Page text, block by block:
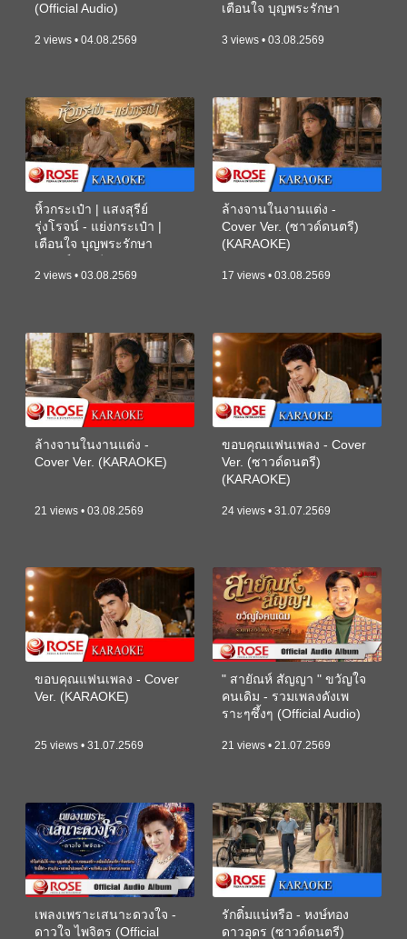
(Official Audio)
2 views • 04.08.2569
เตือนใจ บุญพระรักษา
3 views • 03.08.2569
หิ้วกระเป๋า | แสงสุรีย์
รุ่งโรจน์ - แย่งกระเป๋า |
เตือนใจ บุญพระรักษา
2 views • 03.08.2569
ล้างจานในงานแต่ง -
Cover Ver. (ซาวด์ดนตรี)
(KARAOKE)
17 views • 03.08.2569
ล้างจานในงานแต่ง -
Cover Ver. (KARAOKE)
21 views • 03.08.2569
ขอบคุณแฟนเพลง - Cover
Ver. (ซาวด์ดนตรี)
(KARAOKE)
24 views • 31.07.2569
ขอบคุณแฟนเพลง - Cover
Ver. (KARAOKE)
25 views • 31.07.2569
" สายัณห์ สัญญา " ขวัญใจ
คนเดิม - รวมเพลงดังเพ
ราะๆซึ้งๆ (Official Audio)
21 views • 21.07.2569
เพลงเพราะเสนาะดวงใจ -
ดาวใจ ไพจิตร (Official
รักติ๋มแน่หรือ - หงษ์ทอง
ดาวอุดร (ซาวด์ดนตรี)